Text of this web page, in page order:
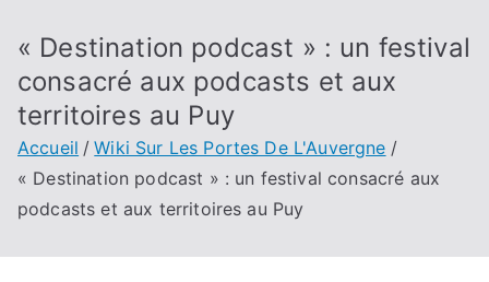
« Destination podcast » : un festival
consacré aux podcasts et aux
territoires au Puy
Accueil
Wiki Sur Les Portes De L'Auvergne
« Destination podcast » : un festival consacré aux
podcasts et aux territoires au Puy